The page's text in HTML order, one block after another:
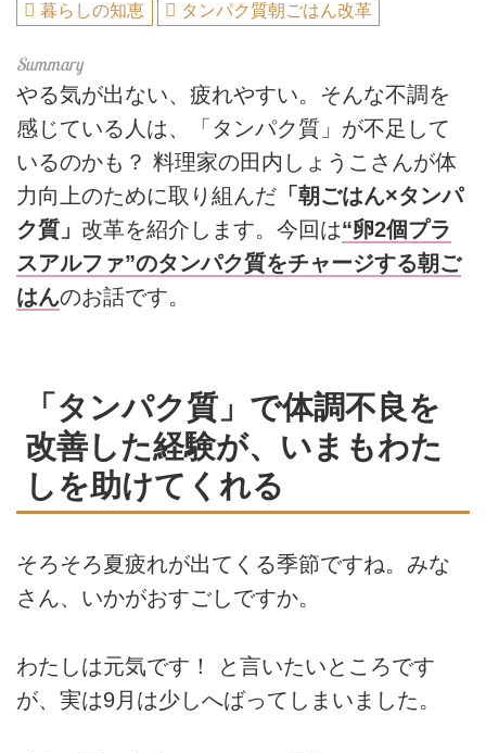
暮らしの知恵
タンパク質朝ごはん改革
やる気が出ない、疲れやすい。そんな不調を
感じている人は、「タンパク質」が不足して
いるのかも？ 料理家の田内しょうこさんが体
力向上のために取り組んだ 「朝ごはん×タンパ
ク質」 改革を紹介します。今回は“卵2個プラ
スアルファ”のタンパク質をチャージする朝ご
はんのお話です。
「タンパク質」で体調不良を
改善した経験が、いまもわた
しを助けてくれる
そろそろ夏疲れが出てくる季節ですね。みな
さん、いかがおすごしですか。
わたしは元気です！ と言いたいところです
が、実は9月は少しへばってしまいました。